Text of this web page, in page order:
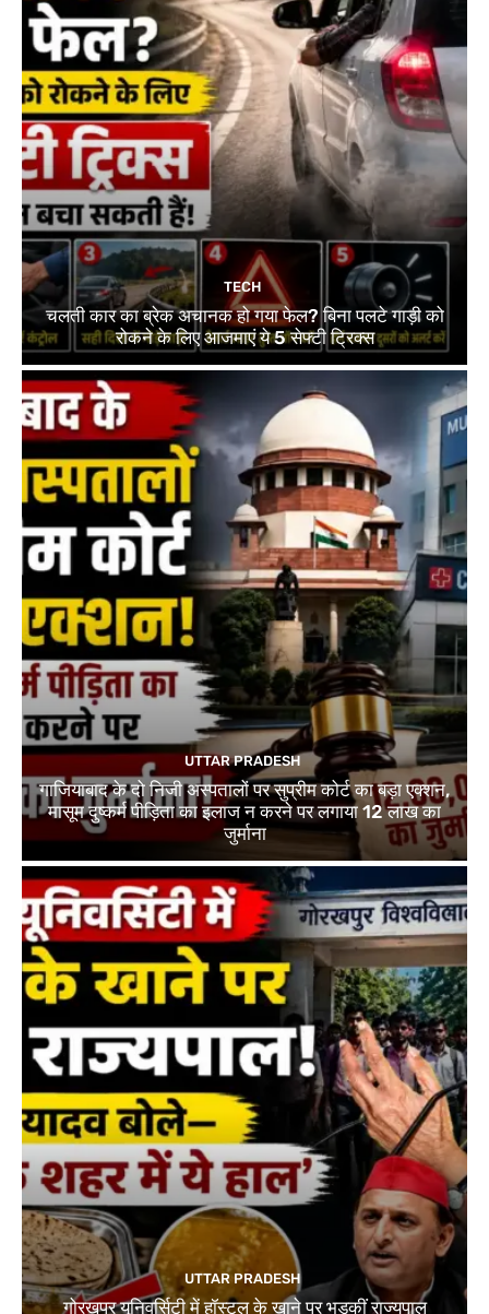
TECH
चलती कार का ब्रेक अचानक हो गया फेल? बिना पलटे गाड़ी को
रोकने के लिए आजमाएं ये 5 सेफ्टी ट्रिक्स
UTTAR PRADESH
गाजियाबाद के दो निजी अस्पतालों पर सुप्रीम कोर्ट का बड़ा एक्शन,
मासूम दुष्कर्म पीड़िता का इलाज न करने पर लगाया 12 लाख का
जुर्माना
UTTAR PRADESH
गोरखपुर यूनिवर्सिटी में हॉस्टल के खाने पर भड़कीं राज्यपाल